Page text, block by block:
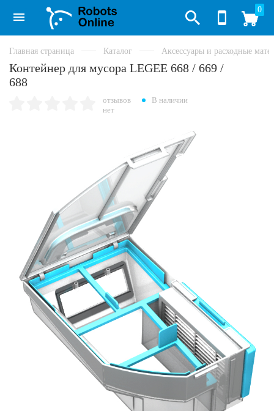
0
Главная страница Каталог Аксессуары и расходные
Контейнер для мусора LEGEE 668 / 669 /
688
отзывов
нет
В наличии